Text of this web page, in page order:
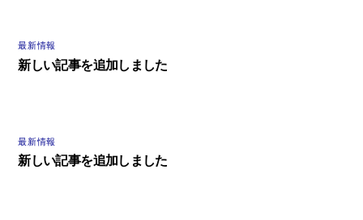
最新情報
新しい記事を追加しました
最新情報
新しい記事を追加しました